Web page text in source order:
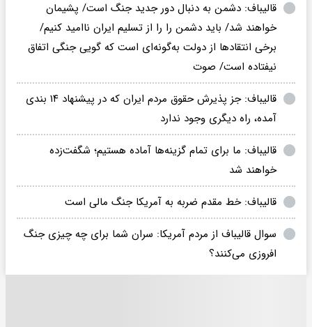
قالیباف: دشمن به دنبال دور جدید جنگ است/ پشیمان
خواهند شد/ باید دشمن را را از تسلیم ایران ناامید کنیم/
برخی انتقادها از دولت به‌گونه‌ای است که گویی جنگی اتفاق
نیفتاده است/ صوت
قالیباف: جز پذیرش حقوق مردم ایران که در پیشنهاد ۱۴ بندی
آمده، راه دیگری وجود ندارد
قالیباف: ما برای تمام گزینه‌ها آماده هستیم؛ شگفت‌زده
خواهند شد
قالیباف: خط مقدم ضربه به آمریکا جنگ مالی است
سوال قالیباف از مردم آمریکا: سران شما برای چه چیزی جنگ
افروزی می‌کنند؟